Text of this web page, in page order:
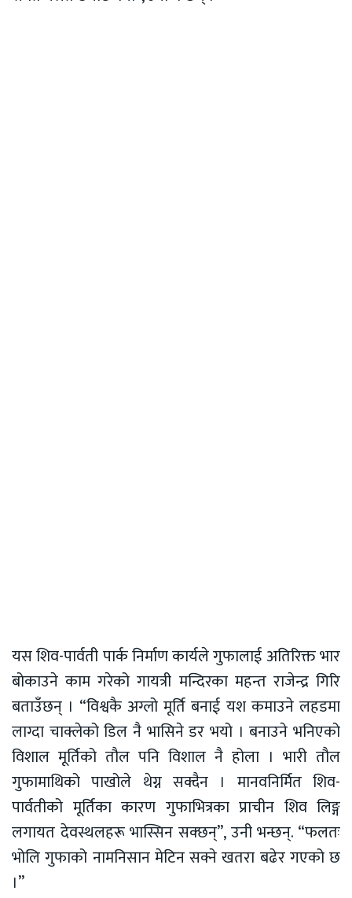
यस शिव-पार्वती पार्क निर्माण कार्यले गुफालाई अतिरिक्त भार
बोकाउने काम गरेको गायत्री मन्दिरका महन्त राजेन्द्र गिरि
बताउँछन् । “विश्वकै अग्लो मूर्ति बनाई यश कमाउने लहडमा
लाग्दा चाक्लेको डिल नै भासिने डर भयो । बनाउने भनिएको
विशाल मूर्तिको तौल पनि विशाल नै होला । भारी तौल
गुफामाथिको पाखोले थेग्न सक्दैन । मानवनिर्मित शिव-
पार्वतीको मूर्तिका कारण गुफाभित्रका प्राचीन शिव लिङ्ग
लगायत देवस्थलहरू भास्सिन सक्छन्”, उनी भन्छन्. “फलतः
भोलि गुफाको नामनिसान मेटिन सक्ने खतरा बढेर गएको छ
।”